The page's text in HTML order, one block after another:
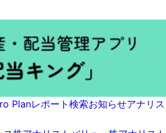
Planレポート検索お知らせアナリス